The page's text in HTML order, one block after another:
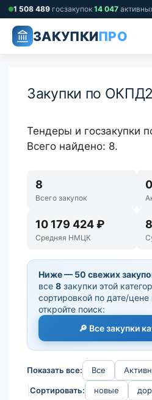
Перейти
к
содержимому
1 508 489 госзакупок·14 047
ЗАКУПКИПРО
Закупки по
Тендеры и госзакупки
Всего найдено: 8.
8
Всего закупок
0
10 179 424 ₽
Средняя НМЦК
Ниже — 50 свежих
все 8 закупки этой
сортировкой по дате/
откройте поиск:
🔎 Все закупки
Показать все: Все
Сортировать: новые